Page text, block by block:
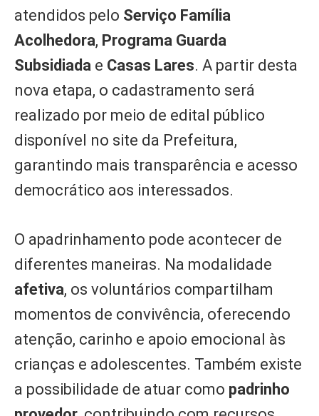
atendidos pelo Serviço Família
Acolhedora, Programa Guarda
Subsidiada e Casas Lares. A partir desta
nova etapa, o cadastramento será
realizado por meio de edital público
disponível no site da Prefeitura,
garantindo mais transparência e acesso
democrático aos interessados.
O apadrinhamento pode acontecer de
diferentes maneiras. Na modalidade
afetiva, os voluntários compartilham
momentos de convivência, oferecendo
atenção, carinho e apoio emocional às
crianças e adolescentes. Também existe
a possibilidade de atuar como padrinho